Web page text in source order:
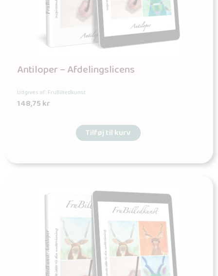
Antiloper – Afdelingslicens
Udgives af: FruBilledkunst
148,75kr
Tilføj til kurv